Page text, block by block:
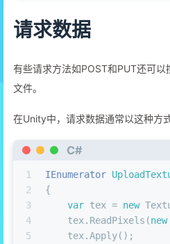
请求数据
有些请求方法如POST和PUT还可
文件。
在Unity中，请求数据通常以这种方
C#
1
2
3
4
5
IEnumerator
{
var tex = new
    tex.ReadPixels(
new
    tex.Apply();